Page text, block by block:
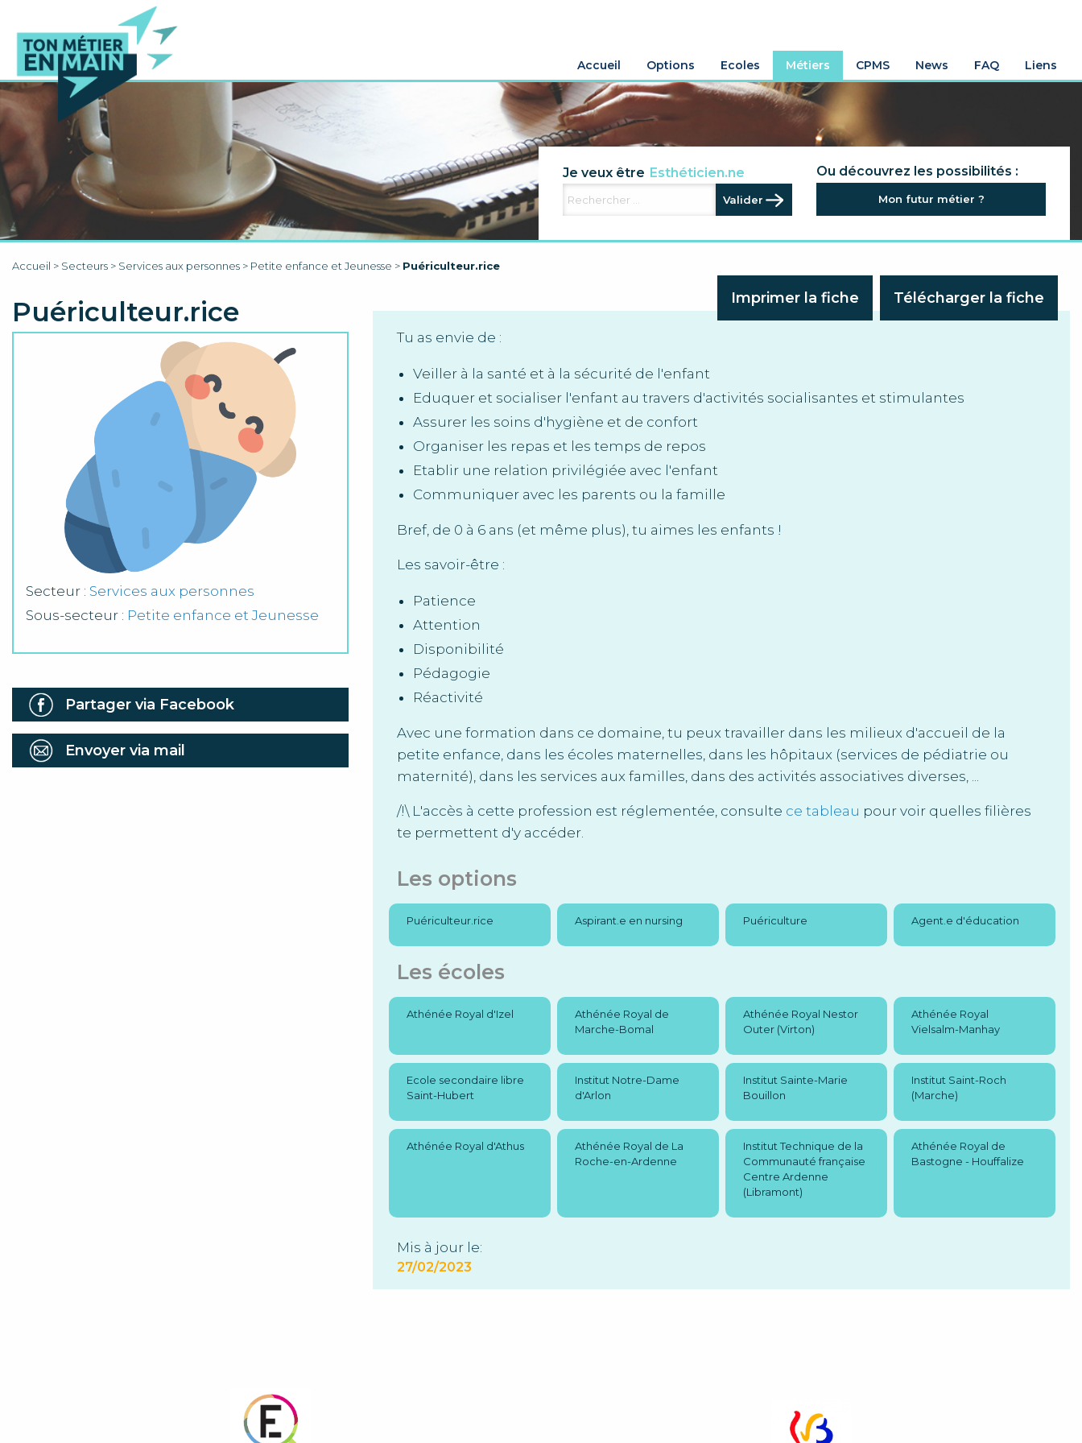
Accueil Options Ecoles Métiers CPMS News FAQ Liens
Je veux être Esthéticien.ne
Electricien.ne
Aide familial.e
Ou découvrez les possibilités :
Mon futur métier ?
Accueil > Secteurs > Services aux personnes > Petite enfance et Jeunesse > Puériculteur.rice
Puériculteur.rice
Secteur : Services aux personnes
Sous-secteur : Petite enfance et Jeunesse
Partager via Facebook
Envoyer via mail
Imprimer la fiche Télécharger la fiche
Tu as envie de :
Veiller à la santé et à la sécurité de l'enfant
Eduquer et socialiser l'enfant au travers d'activités socialisantes et stimulantes
Assurer les soins d'hygiène et de confort
Organiser les repas et les temps de repos
Etablir une relation privilégiée avec l'enfant
Communiquer avec les parents ou la famille
Bref, de 0 à 6 ans (et même plus), tu aimes les enfants !
Les savoir-être :
Patience
Attention
Disponibilité
Pédagogie
Réactivité
Avec une formation dans ce domaine, tu peux travailler dans les milieux d'accueil de la
petite enfance, dans les écoles maternelles, dans les hôpitaux (services de pédiatrie ou
maternité), dans les services aux familles, dans des activités associatives diverses, ...
/!\ L'accès à cette profession est réglementée, consulte ce tableau pour voir quelles filières
te permettent d'y accéder.
Les options
Puériculteur.rice Aspirant.e en nursing Puériculture Agent.e d'éducation
Les écoles
Athénée Royal d'Izel
Athénée Royal de
Marche-Bomal
Athénée Royal Nestor
Outer (Virton)
Athénée Royal
Vielsalm-Manhay
Ecole secondaire libre
Saint-Hubert
Institut Notre-Dame
d'Arlon
Institut Sainte-Marie
Bouillon
Institut Saint-Roch
(Marche)
Athénée Royal d'Athus
Athénée Royal de La
Roche-en-Ardenne
Institut Technique de la
Communauté française
Centre Ardenne
(Libramont)
Athénée Royal de
Bastogne - Houffalize
Mis à jour le:
27/02/2023